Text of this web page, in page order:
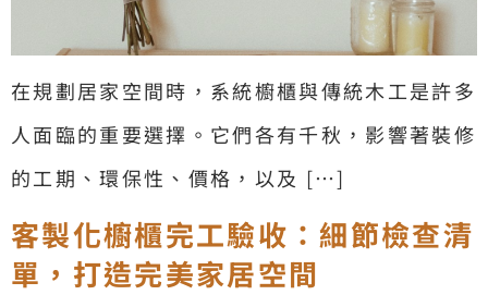
在規劃居家空間時，系統櫥櫃與傳統木工是許多
人面臨的重要選擇。它們各有千秋，影響著裝修
的工期、環保性、價格，以及 […]
客製化櫥櫃完工驗收：細節檢查清
單，打造完美家居空間